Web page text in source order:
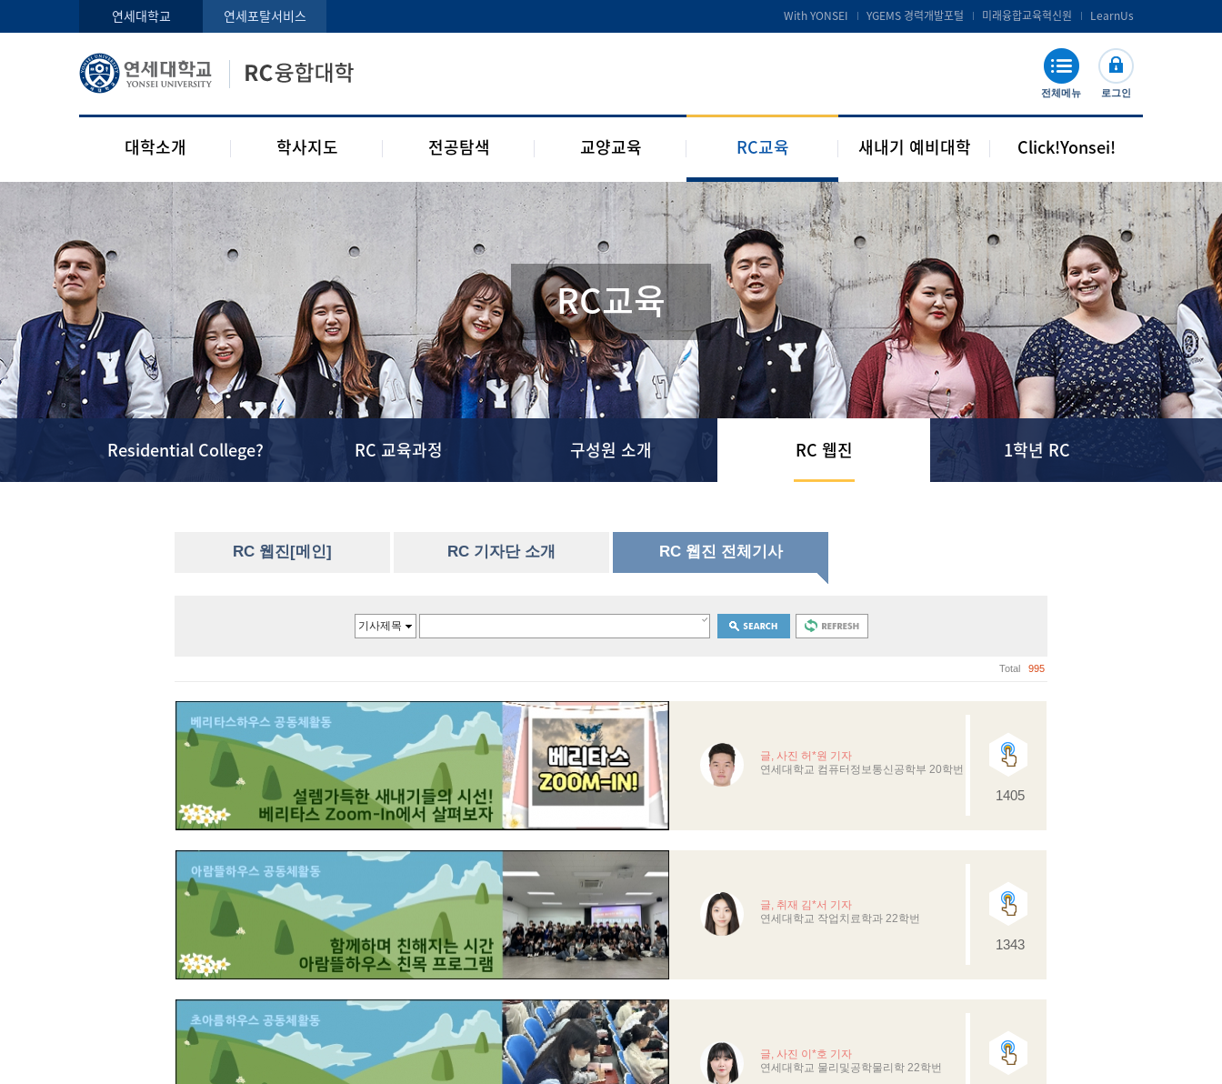
연세대학교 연세포탈서비스 LearnUs
미래융합교육혁신원
YGEMS 경력개발포털
With YONSEI
로그인
전체메뉴
대학소개 학사지도 전공탐색 교양교육 RC교육 새내기 예비대학 Click!Yonsei!
인사말
오시는 길
공지사항
학사지도사
RC 교육과정
1학년 RC
공지 및 자료실
연세포탈서비스 및 LearnUs
S-Campus 서비스
학습지원
기타안내
RC교육
Residential College? RC 교육과정 구성원 소개 RC 웹진 1학년 RC
RC 웹진[메인] RC 기자단 소개 RC 웹진 전체기사
Total 995
글, 사진 허*원 기자
연세대학교 컴퓨터정보통신공학부 20학번
1405
글, 취재 김*서 기자
연세대학교 작업치료학과 22학번
1343
글, 사진 이*호 기자
연세대학교 물리및공학물리학 22학번